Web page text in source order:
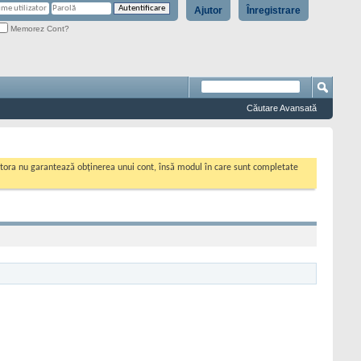
Înregistrare
Ajutor
Memorez Cont?
Căutare Avansată
nu garantează obținerea unui cont, însă modul în care sunt completate